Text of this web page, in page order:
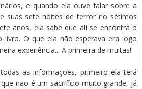
e quando ela ouve falar sobre a
suas sete noites de terror no sétimos
anos, ela sabe que ali se encontra o
livro. O que ela não esperava era logo
experiência... A primeira de muitas!
as informações, primeiro ela terá
não é um sacrifício muito grande, já